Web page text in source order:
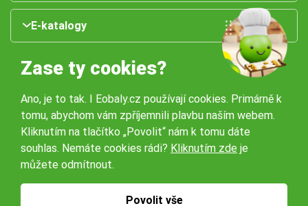
E-katalogy
Naše pobočky:
Obchodní podmínky
Zase ty cookies?
Ano, je to tak. I Eobaly.cz používají cookies. Primárně k
tomu, abychom vám zpříjemnili plavbu naším webem.
Kliknutím na tlačítko „Povolit“ nám k tomu dáte
souhlas. Nemáte cookies rádi? Kliknutím zde je
můžete odmítnout.
Povolit vše